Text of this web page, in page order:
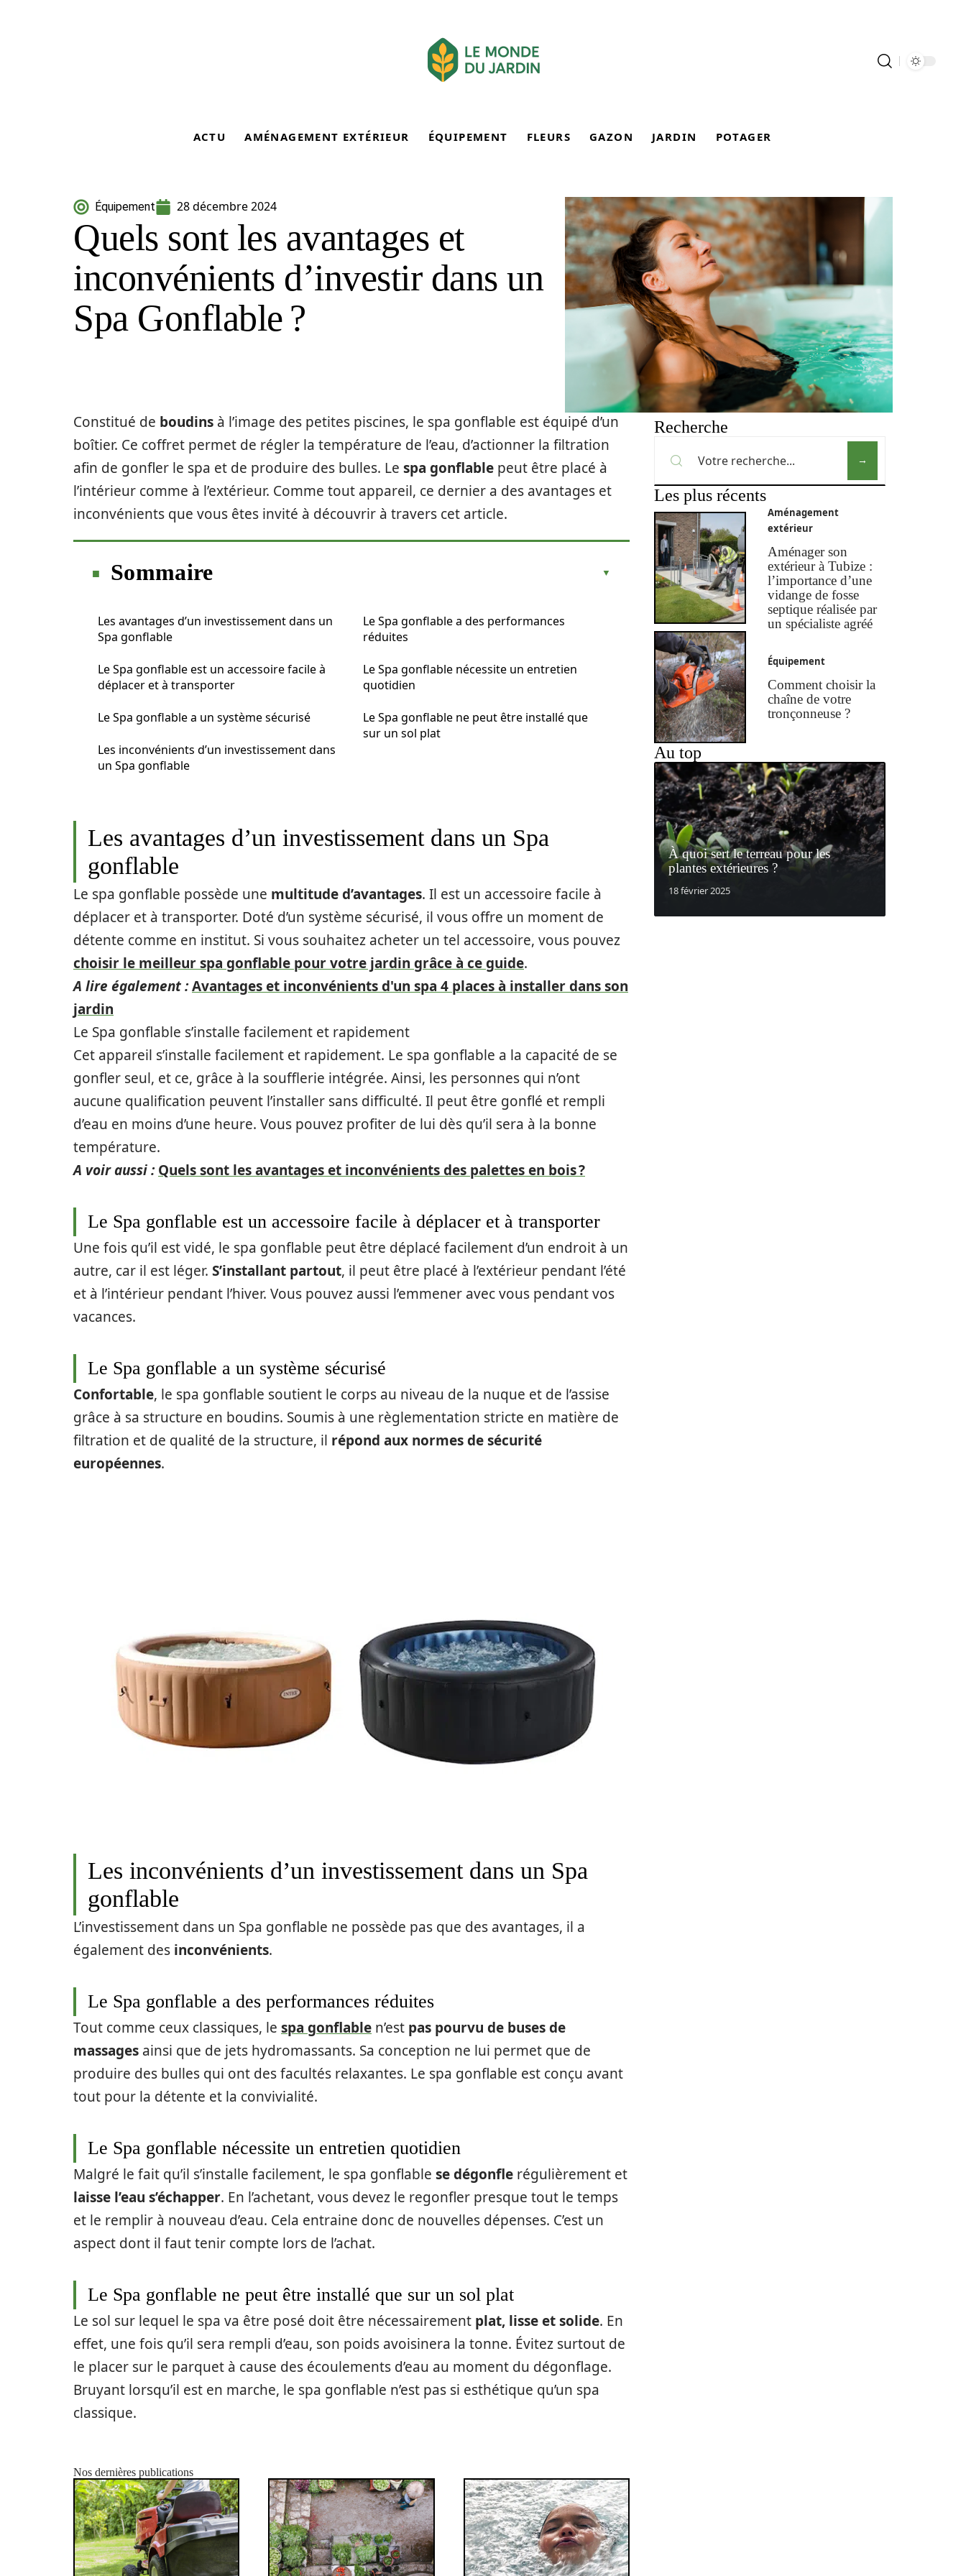
ACTU AMÉNAGEMENT EXTÉRIEUR ÉQUIPEMENT FLEURS GAZON JARDIN POTAGER
Équipement 28 décembre 2024
Quels sont les avantages et
inconvénients d’investir dans un
Spa Gonflable ?
Constitué de boudins à l’image des petites piscines, le spa gonflable est équipé d’un
boîtier. Ce coffret permet de régler la température de l’eau, d’actionner la filtration
afin de gonfler le spa et de produire des bulles. Le spa gonflable peut être placé à
l’intérieur comme à l’extérieur. Comme tout appareil, ce dernier a des avantages et
inconvénients que vous êtes invité à découvrir à travers cet article.
Sommaire
Les avantages d’un investissement dans un
Spa gonflable
Le Spa gonflable est un accessoire facile à
déplacer et à transporter
Le Spa gonflable a un système sécurisé
Les inconvénients d’un investissement dans
un Spa gonflable
Le Spa gonflable a des performances
réduites
Le Spa gonflable nécessite un entretien
quotidien
Le Spa gonflable ne peut être installé que
sur un sol plat
Les avantages d’un investissement dans un Spa
gonflable
Le spa gonflable possède une multitude d’avantages. Il est un accessoire facile à
déplacer et à transporter. Doté d’un système sécurisé, il vous offre un moment de
détente comme en institut. Si vous souhaitez acheter un tel accessoire, vous pouvez
choisir le meilleur spa gonflable pour votre jardin grâce à ce guide.
A lire également :Avantages et inconvénients d'un spa 4 places à installer dans son
jardin
Le Spa gonflable s’installe facilement et rapidement
Cet appareil s’installe facilement et rapidement. Le spa gonflable a la capacité de se
gonfler seul, et ce, grâce à la soufflerie intégrée. Ainsi, les personnes qui n’ont
aucune qualification peuvent l’installer sans difficulté. Il peut être gonflé et rempli
d’eau en moins d’une heure. Vous pouvez profiter de lui dès qu’il sera à la bonne
température.
A voir aussi : Quels sont les avantages et inconvénients des palettes en bois ?
Le Spa gonflable est un accessoire facile à déplacer et à transporter
Une fois qu’il est vidé, le spa gonflable peut être déplacé facilement d’un endroit à un
autre, car il est léger. S’installant partout, il peut être placé à l’extérieur pendant l’été
et à l’intérieur pendant l’hiver. Vous pouvez aussi l’emmener avec vous pendant vos
vacances.
Le Spa gonflable a un système sécurisé
Confortable, le spa gonflable soutient le corps au niveau de la nuque et de l’assise
grâce à sa structure en boudins. Soumis à une règlementation stricte en matière de
filtration et de qualité de la structure, il répond aux normes de sécurité
européennes.
Les inconvénients d’un investissement dans un Spa
gonflable
L’investissement dans un Spa gonflable ne possède pas que des avantages, il a
également des inconvénients.
Le Spa gonflable a des performances réduites
Tout comme ceux classiques, le spa gonflable n’est pas pourvu de buses de
massages ainsi que de jets hydromassants. Sa conception ne lui permet que de
produire des bulles qui ont des facultés relaxantes. Le spa gonflable est conçu avant
tout pour la détente et la convivialité.
Le Spa gonflable nécessite un entretien quotidien
Malgré le fait qu’il s’installe facilement, le spa gonflable se dégonfle régulièrement et
laisse l’eau s’échapper. En l’achetant, vous devez le regonfler presque tout le temps
et le remplir à nouveau d’eau. Cela entraine donc de nouvelles dépenses. C’est un
aspect dont il faut tenir compte lors de l’achat.
Le Spa gonflable ne peut être installé que sur un sol plat
Le sol sur lequel le spa va être posé doit être nécessairement plat, lisse et solide. En
effet, une fois qu’il sera rempli d’eau, son poids avoisinera la tonne. Évitez surtout de
le placer sur le parquet à cause des écoulements d’eau au moment du dégonflage.
Bruyant lorsqu’il est en marche, le spa gonflable n’est pas si esthétique qu’un spa
classique.
Nos dernières publications
Recherche
Les plus récents
Aménagement
extérieur
Aménager son
extérieur à Tubize :
l’importance d’une
vidange de fosse
septique réalisée par
un spécialiste agréé
Équipement
Comment choisir la
chaîne de votre
tronçonneuse ?
Au top
À quoi sert le terreau pour les
plantes extérieures ?
18 février 2025